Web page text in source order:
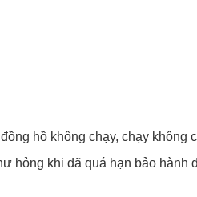
hồ không chạy, chạy không
hỏng khi đã quá hạn bảo